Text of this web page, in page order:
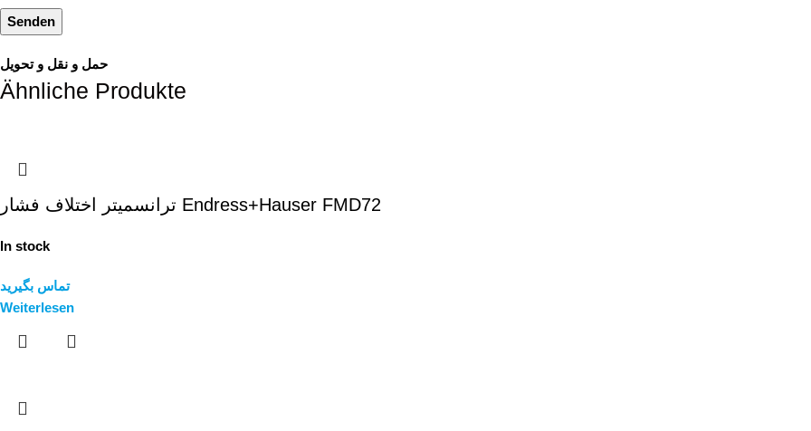
حمل و نقل و تحویل
Ähnliche Produkte
ترانسمیتر اختلاف فشار Endress+Hauser FMD72
In stock
تماس بگیرید
Weiterlesen